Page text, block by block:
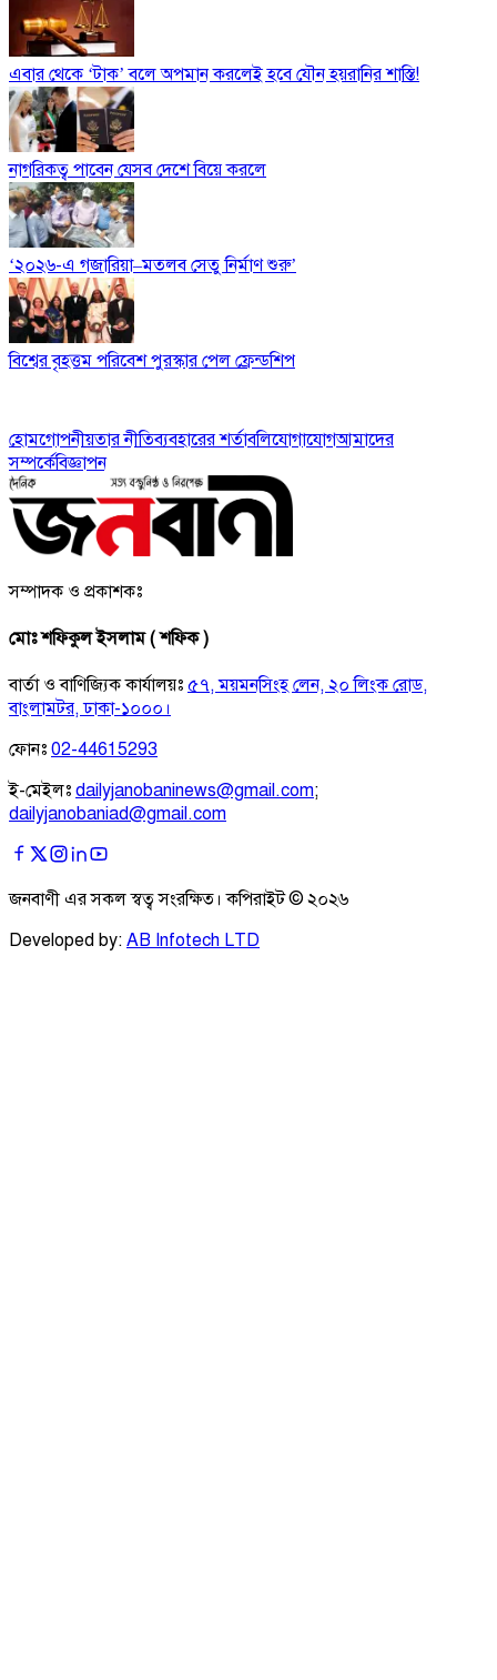
এবার থেকে ‘টাক’ বলে অপমান করলেই হবে যৌন হয়রানির শাস্তি!
নাগরিকত্ব পাবেন যেসব দেশে বিয়ে করলে
‘২০২৬-এ গজারিয়া–মতলব সেতু নির্মাণ শুরু’
বিশ্বের বৃহত্তম পরিবেশ পুরস্কার পেল ফ্রেন্ডশিপ
হোমগোপনীয়তার নীতিব্যবহারের শর্তাবলিযোগাযোগআমাদের
সম্পর্কেবিজ্ঞাপন
সম্পাদক ও প্রকাশকঃ
মোঃ শফিকুল ইসলাম ( শফিক )
বার্তা ও বাণিজ্যিক কার্যালয়ঃ ৫৭, ময়মনসিংহ লেন, ২০ লিংক রোড,
বাংলামটর, ঢাকা-১০০০।
ফোনঃ 02-44615293
ই-মেইলঃ dailyjanobaninews@gmail.com;
dailyjanobaniad@gmail.com
জনবাণী এর সকল স্বত্ব সংরক্ষিত। কপিরাইট © ২০২৬
Developed by: AB Infotech LTD